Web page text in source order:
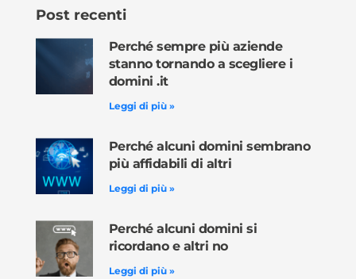
Post recenti
Perché sempre più aziende
stanno tornando a scegliere i
domini .it
Leggi di più »
Perché alcuni domini sembrano
più affidabili di altri
Leggi di più »
Perché alcuni domini si
ricordano e altri no
Leggi di più »